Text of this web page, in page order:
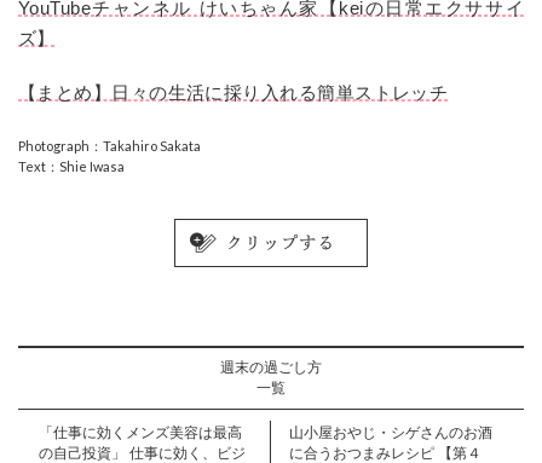
YouTubeチャンネル けいちゃん家【keiの日常エクササイ
ズ】
【まとめ】日々の生活に採り入れる簡単ストレッチ
Photograph：Takahiro Sakata
Text：Shie Iwasa
週末の過ごし方
一覧
「仕事に効くメンズ美容は最高
の自己投資」 仕事に効く、ビジ
山小屋おやじ・シゲさんのお酒
に合うおつまみレシピ 【第４